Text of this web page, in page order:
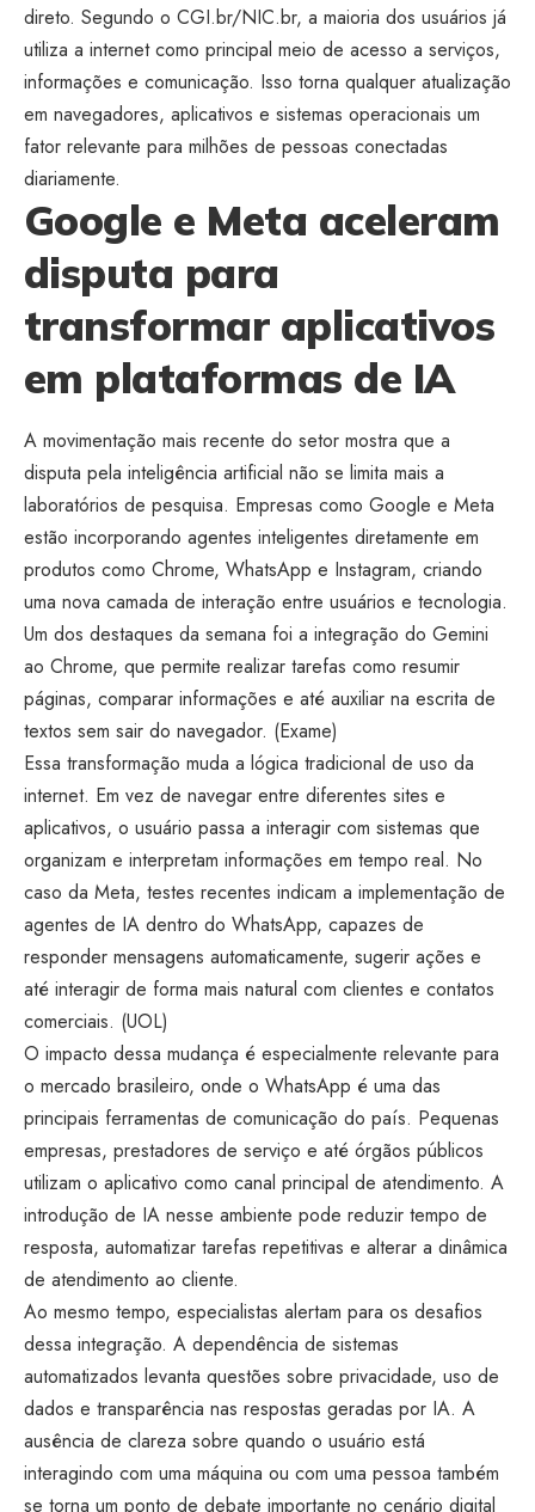
direto. Segundo o CGI.br/NIC.br, a maioria dos usuários já
utiliza a internet como principal meio de acesso a serviços,
informações e comunicação. Isso torna qualquer atualização
em navegadores, aplicativos e sistemas operacionais um
fator relevante para milhões de pessoas conectadas
diariamente.
Google e Meta aceleram
disputa para
transformar aplicativos
em plataformas de IA
A movimentação mais recente do setor mostra que a
disputa pela inteligência artificial não se limita mais a
laboratórios de pesquisa. Empresas como Google e Meta
estão incorporando agentes inteligentes diretamente em
produtos como Chrome, WhatsApp e Instagram, criando
uma nova camada de interação entre usuários e tecnologia.
Um dos destaques da semana foi a integração do Gemini
ao Chrome, que permite realizar tarefas como resumir
páginas, comparar informações e até auxiliar na escrita de
textos sem sair do navegador. (Exame)
Essa transformação muda a lógica tradicional de uso da
internet. Em vez de navegar entre diferentes sites e
aplicativos, o usuário passa a interagir com sistemas que
organizam e interpretam informações em tempo real. No
caso da Meta, testes recentes indicam a implementação de
agentes de IA dentro do WhatsApp, capazes de
responder mensagens automaticamente, sugerir ações e
até interagir de forma mais natural com clientes e contatos
comerciais. (UOL)
O impacto dessa mudança é especialmente relevante para
o mercado brasileiro, onde o WhatsApp é uma das
principais ferramentas de comunicação do país. Pequenas
empresas, prestadores de serviço e até órgãos públicos
utilizam o aplicativo como canal principal de atendimento. A
introdução de IA nesse ambiente pode reduzir tempo de
resposta, automatizar tarefas repetitivas e alterar a dinâmica
de atendimento ao cliente.
Ao mesmo tempo, especialistas alertam para os desafios
dessa integração. A dependência de sistemas
automatizados levanta questões sobre privacidade, uso de
dados e transparência nas respostas geradas por IA. A
ausência de clareza sobre quando o usuário está
interagindo com uma máquina ou com uma pessoa também
se torna um ponto de debate importante no cenário digital